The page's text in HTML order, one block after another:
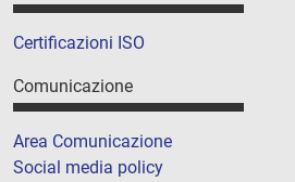
Certificazioni ISO
Comunicazione
Area Comunicazione
Social media policy